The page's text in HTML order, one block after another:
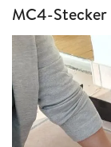
MC4-Stecker